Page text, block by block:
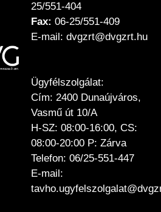
25/551-404
Fax: 06-25/551-409
E-mail: dvgzrt@dvgzrt.hu
Ügyfélszolgálat:
Cím: 2400 Dunaújváros,
Vasmű út 10/A
H-SZ: 08:00-16:00, CS:
08:00-20:00 P: Zárva
Telefon: 06/25-551-447
E-mail: